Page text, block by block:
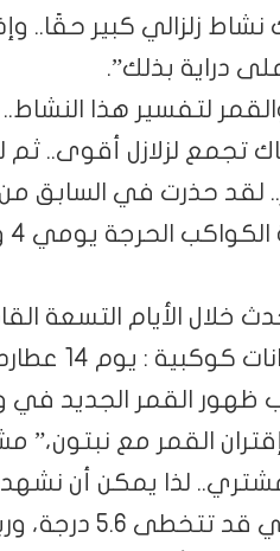
زلزالي كبير حقًا..
دراية بذلك”.
لتفسير هذا النشاط..
تجمع لزلازل أقوى.. ثم
لقد حذرت في السابق من
خلال الأيام التسعة
الزلازل الهولندي إنه
ظهور القمر الجديد
القمر مع نبتون،”
لذا يمكن أن
الأنشطة الزلزالية يومي 15